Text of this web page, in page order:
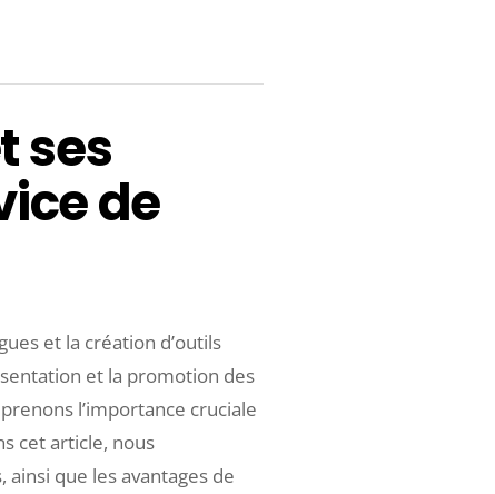
ses
de
et la création d’outils
et la promotion des
l’importance cruciale
cet article, nous
que les avantages de